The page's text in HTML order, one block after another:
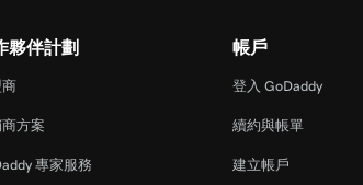
夥伴計劃
方案
專家服務
帳戶
登入 GoDaddy
續約與帳單
建立帳戶